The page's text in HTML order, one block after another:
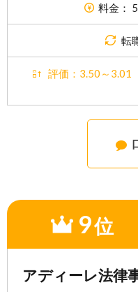
料金：
転
評価：3.50～3.01
9位
アディーレ法律